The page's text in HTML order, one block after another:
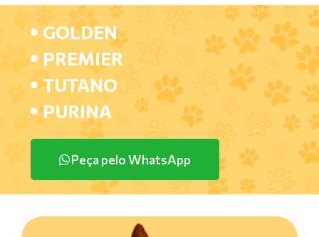
GOLDEN
PREMIER
TUTANO
PURINA
Peça pelo WhatsApp